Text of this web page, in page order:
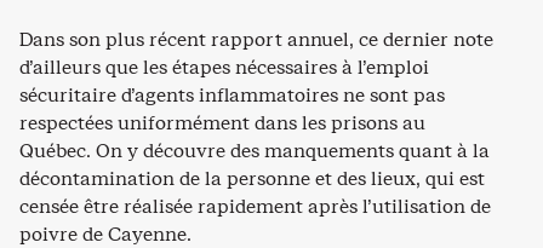
Dans son plus récent rapport annuel, ce dernier note
d’ailleurs que les étapes nécessaires à l’emploi
sécuritaire d’agents inflammatoires ne sont pas
respectées uniformément dans les prisons au
Québec. On y découvre des manquements quant à la
décontamination de la personne et des lieux, qui est
censée être réalisée rapidement après l’utilisation de
poivre de Cayenne.